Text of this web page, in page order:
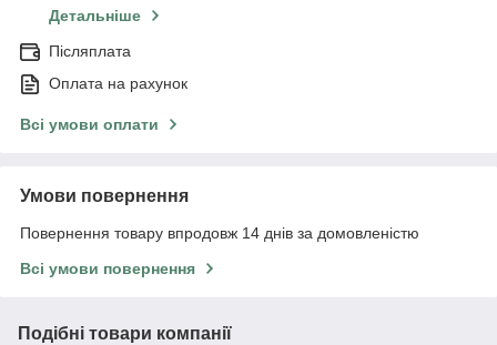
Детальніше
Післяплата
Оплата на рахунок
Всі умови оплати
Умови повернення
Повернення товару впродовж 14 днів за домовленістю
Всі умови повернення
Подібні товари компанії